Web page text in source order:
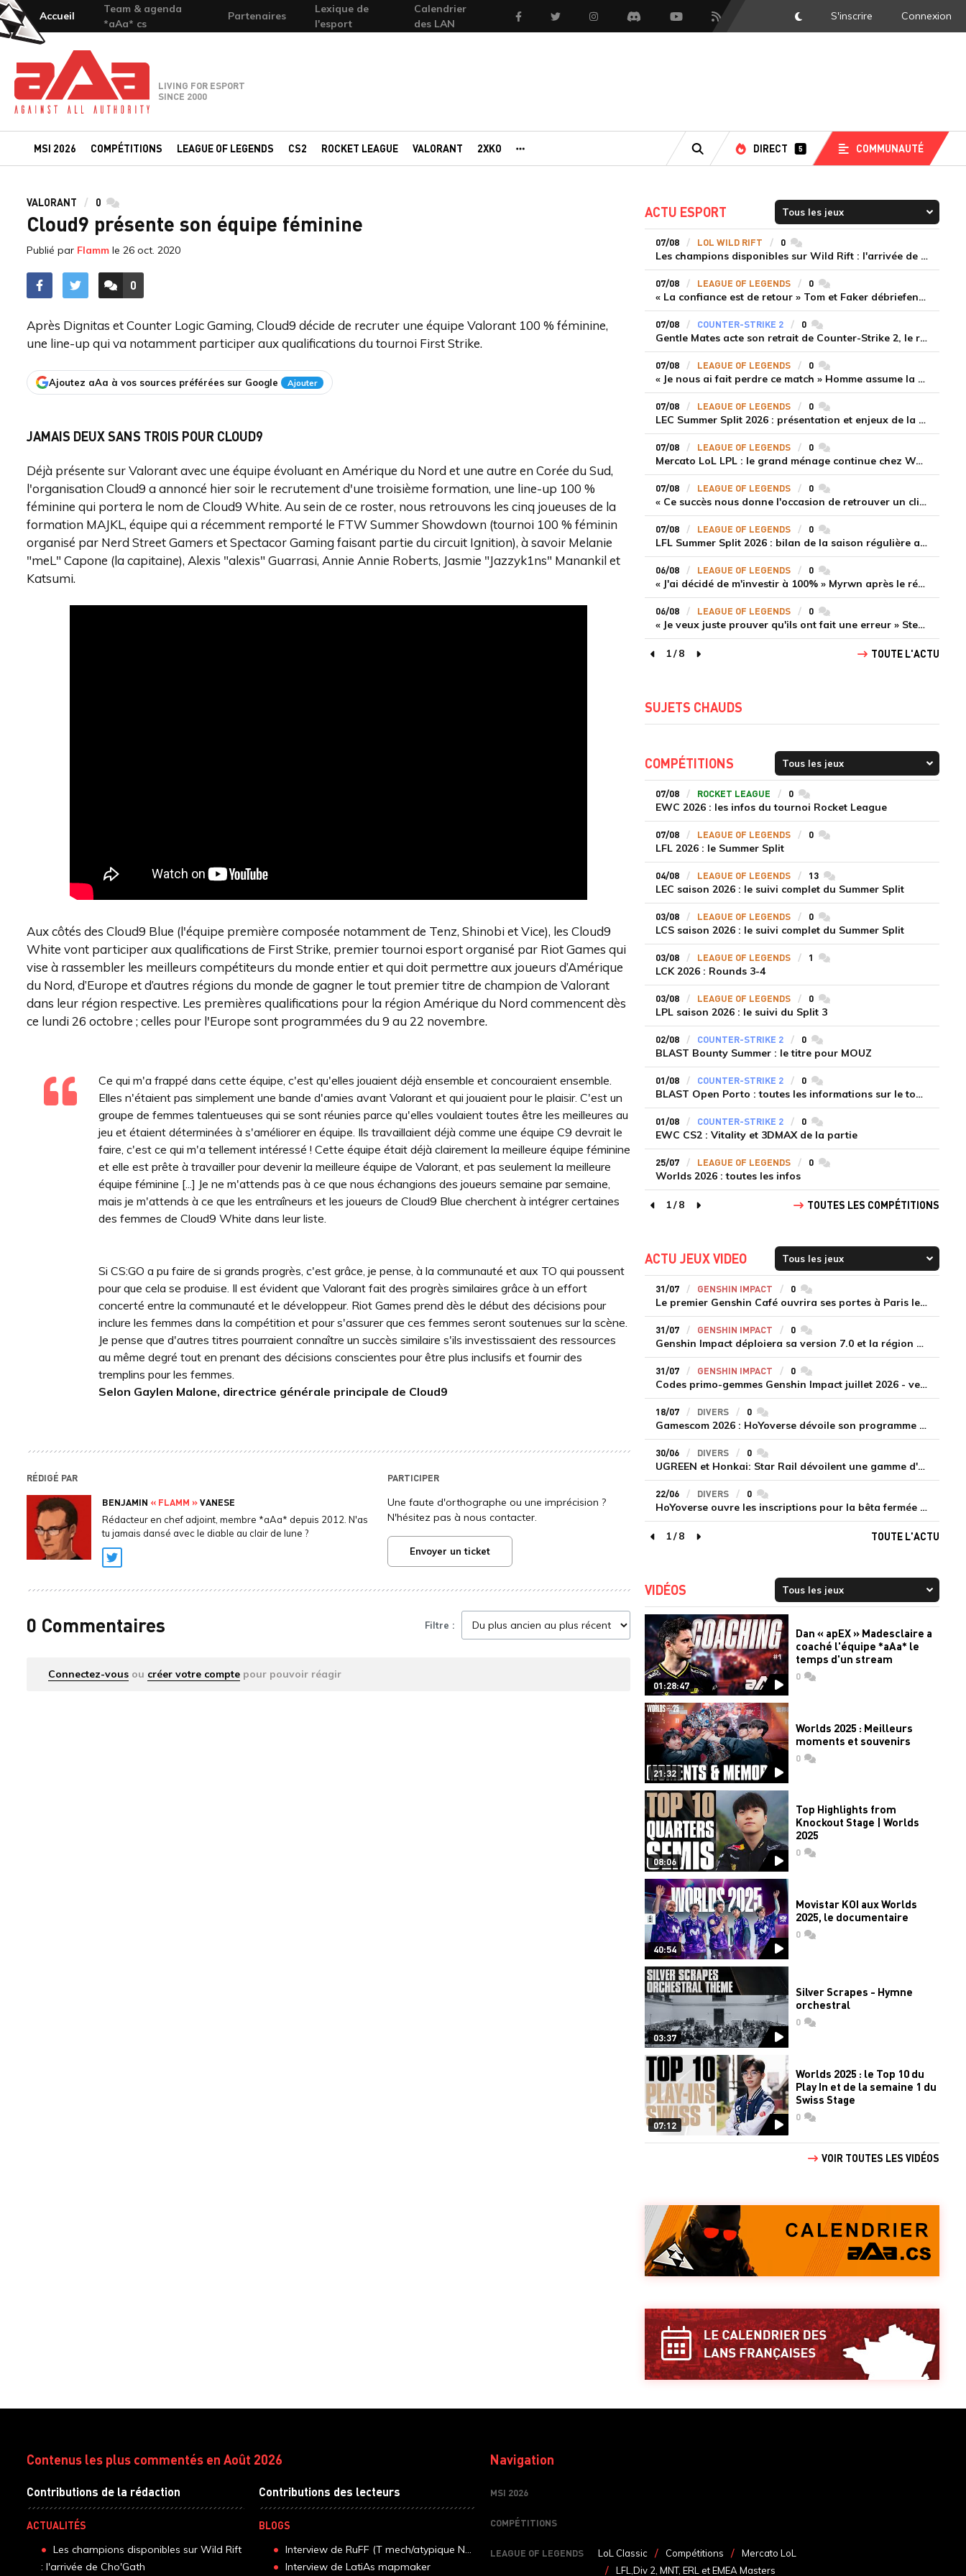
Accueil
Team & agenda
*aAa* cs
Partenaires
Lexique de
l'esport
Calendrier
des LAN
FacebookTwitter InstagramDiscord YoutubeFlux RSS DarkMode
S'inscrire Connexion
Team-aAa - against All authority
LIVING FOR ESPORT
SINCE 2000
MSI 2026 COMPÉTITIONS LEAGUE OF LEGENDS CS2 ROCKET LEAGUE VALORANT 2XKO
RECHERCHE
DIRECT 5 COMMUNAUTÉ
VALORANT 0 commentaires
Cloud9 présente son équipe féminine
Publié par Flamm le 26 oct. 2020
ACCÉDER AUX
0
COMMENTAIRES
Après Dignitas et Counter Logic Gaming, Cloud9 décide de recruter une équipe Valorant 100 % féminine,
une line-up qui va notamment participer aux qualifications du tournoi First Strike.
Ajoutez aAa à vos sources préférées sur Google Ajouter
JAMAIS DEUX SANS TROIS POUR CLOUD9
Déjà présente sur Valorant avec une équipe évoluant en Amérique du Nord et une autre en Corée du Sud,
l'organisation Cloud9 a annoncé hier soir le recrutement d'une troisième formation, une line-up 100 %
féminine qui portera le nom de Cloud9 White. Au sein de ce roster, nous retrouvons les cinq joueuses de la
formation MAJKL, équipe qui a récemment remporté le FTW Summer Showdown (tournoi 100 % féminin
organisé par Nerd Street Gamers et Spectacor Gaming faisant partie du circuit Ignition), à savoir Melanie
"meL" Capone (la capitaine), Alexis "alexis" Guarrasi, Annie Annie Roberts, Jasmie "Jazzyk1ns" Manankil et
Katsumi.
Aux côtés des Cloud9 Blue (l'équipe première composée notamment de Tenz, Shinobi et Vice), les Cloud9
White vont participer aux qualifications de First Strike, premier tournoi esport organisé par Riot Games qui
vise à rassembler les meilleurs compétiteurs du monde entier et qui doit permettre aux joueurs d’Amérique
du Nord, d’Europe et d’autres régions du monde de gagner le tout premier titre de champion de Valorant
dans leur région respective. Les premières qualifications pour la région Amérique du Nord commencent dès
ce lundi 26 octobre ; celles pour l'Europe sont programmées du 9 au 22 novembre.
Ce qui m'a frappé dans cette équipe, c'est qu'elles jouaient déjà ensemble et concouraient ensemble.
Elles n'étaient pas simplement une bande d'amies avant Valorant et qui jouaient pour le plaisir. C'est un
groupe de femmes talentueuses qui se sont réunies parce qu'elles voulaient toutes être les meilleures au
jeu et étaient déterminées à s'améliorer en équipe. Ils travaillaient déjà comme une équipe C9 devrait le
faire, c'est ce qui m'a tellement intéressé ! Cette équipe était déjà clairement la meilleure équipe féminine
et elle est prête à travailler pour devenir la meilleure équipe de Valorant, et pas seulement la meilleure
équipe féminine [...] Je ne m'attends pas à ce que nous échangions des joueurs semaine par semaine,
mais je m'attends à ce que les entraîneurs et les joueurs de Cloud9 Blue cherchent à intégrer certaines
des femmes de Cloud9 White dans leur liste.
Si CS:GO a pu faire de si grands progrès, c'est grâce, je pense, à la communauté et aux TO qui poussent
pour que cela se produise. Il est évident que Valorant fait des progrès similaires grâce à un effort
concerté entre la communauté et le développeur. Riot Games prend dès le début des décisions pour
inclure les femmes dans la compétition et pour s'assurer que ces femmes seront soutenues sur la scène.
Je pense que d'autres titres pourraient connaître un succès similaire s'ils investissaient des ressources
au même degré tout en prenant des décisions conscientes pour être plus inclusifs et fournir des
tremplins pour les femmes.
Selon Gaylen Malone, directrice générale principale de Cloud9
RÉDIGÉ PAR
BENJAMIN « FLAMM »VANESE
Rédacteur en chef adjoint, membre *aAa* depuis 2012. N'as
tu jamais dansé avec le diable au clair de lune ?
Twitter
PARTICIPER
Une faute d'orthographe ou une imprécision ?
N'hésitez pas à nous contacter.
Envoyer un ticket
0 Commentaires Filtre :
Connectez-vous ou créer votre compte pour pouvoir réagir
ACTU ESPORT
07/08 LOL WILD RIFT 0commentaires
Les champions disponibles sur Wild Rift : l'arrivée de Cho'Gath
07/08 LEAGUE OF LEGENDS 0commentaires
« La confiance est de retour » Tom et Faker débriefent la victoire convaincante de T1 face à Dplus KIA
07/08 COUNTER-STRIKE 2 0commentaires
Gentle Mates acte son retrait de Counter-Strike 2, le roster ibérique libéré
07/08 LEAGUE OF LEGENDS 0commentaires
« Je nous ai fait perdre ce match » Homme assume la responsabilité de la défaite de HLE face à Gen.G
07/08 LEAGUE OF LEGENDS 0commentaires
LEC Summer Split 2026 : présentation et enjeux de la troisième semaine de compétition
07/08 LEAGUE OF LEGENDS 0commentaires
Mercato LoL LPL : le grand ménage continue chez Weibo Gaming, Jiejie quitte le navire au profit de Xiaohao
07/08 LEAGUE OF LEGENDS 0commentaires
« Ce succès nous donne l'occasion de retrouver un climat beaucoup plus positif » Ryu et Canyon soulagés après la victoire de Gen.G sur HLE
07/08 LEAGUE OF LEGENDS 0commentaires
LFL Summer Split 2026 : bilan de la saison régulière avec Solary en tête
06/08 LEAGUE OF LEGENDS 0commentaires
« J'ai décidé de m'investir à 100% » Myrwn après le réveil de Movistar KOI face à Fnatic
06/08 LEAGUE OF LEGENDS 0commentaires
« Je veux juste prouver qu'ils ont fait une erreur » Stend se confie sur son mercato chaotique et ses ambitions avec Shifters
page précédente
1/8
page suivante
TOUTE L'ACTU
SUJETS CHAUDS
COMPÉTITIONS
07/08 ROCKET LEAGUE 0commentaires
EWC 2026 : les infos du tournoi Rocket League
07/08 LEAGUE OF LEGENDS 0commentaires
LFL 2026 : le Summer Split
04/08 LEAGUE OF LEGENDS 13commentaires
LEC saison 2026 : le suivi complet du Summer Split
03/08 LEAGUE OF LEGENDS 0commentaires
LCS saison 2026 : le suivi complet du Summer Split
03/08 LEAGUE OF LEGENDS 1 commentaires
LCK 2026 : Rounds 3-4
03/08 LEAGUE OF LEGENDS 0commentaires
LPL saison 2026 : le suivi du Split 3
02/08 COUNTER-STRIKE 2 0commentaires
BLAST Bounty Summer : le titre pour MOUZ
01/08 COUNTER-STRIKE 2 0commentaires
BLAST Open Porto : toutes les informations sur le tournoi
01/08 COUNTER-STRIKE 2 0commentaires
EWC CS2 : Vitality et 3DMAX de la partie
25/07 LEAGUE OF LEGENDS 0commentaires
Worlds 2026 : toutes les infos
page précédente
1/8
page suivante
TOUTES LES COMPÉTITIONS
ACTU JEUX VIDEO
31/07 GENSHIN IMPACT 0commentaires
Le premier Genshin Café ouvrira ses portes à Paris le 14 août
31/07 GENSHIN IMPACT 0commentaires
Genshin Impact déploiera sa version 7.0 et la région de Snezhnaya le 12 août
31/07 GENSHIN IMPACT 0commentaires
Codes primo-gemmes Genshin Impact juillet 2026 - version 7.0
18/07 DIVERS 0commentaires
Gamescom 2026 : HoYoverse dévoile son programme et présente deux nouveaux jeux inédits
30/06 DIVERS 0commentaires
UGREEN et Honkai: Star Rail dévoilent une gamme d'accessoires de recharge en édition limitée
22/06 DIVERS 0commentaires
HoYoverse ouvre les inscriptions pour la bêta fermée de Honkai : Nexus Anima
page précédente
1/8
page suivante
TOUTE L'ACTU
VIDÉOS
01:28:47
Dan « apEX » Madesclaire a
coaché l'équipe *aAa* le
temps d'un stream
0commentaires
21:32
Worlds 2025 : Meilleurs
moments et souvenirs
0commentaires
08:06
Top Highlights from
Knockout Stage | Worlds
2025
0commentaires
40:54
Movistar KOI aux Worlds
2025, le documentaire
0commentaires
03:37
Silver Scrapes - Hymne
orchestral
0commentaires
07:12
Worlds 2025 : le Top 10 du
Play In et de la semaine 1 du
Swiss Stage
0commentaires
VOIR TOUTES LES VIDÉOS
Contenus les plus commentés en Août 2026
Contributions de la rédaction
ACTUALITÉS
Les champions disponibles sur Wild Rift
: l'arrivée de Cho'Gath
Contributions des lecteurs
BLOGS
Interview de RuFF (T mech/atypique N...
Interview de LatiAs mapmaker
Navigation
MSI 2026
COMPÉTITIONS
LEAGUE OF LEGENDS LoL Classic Compétitions
Mercato LoL
LFL,Div 2, MNT, ERL et EMEA Masters